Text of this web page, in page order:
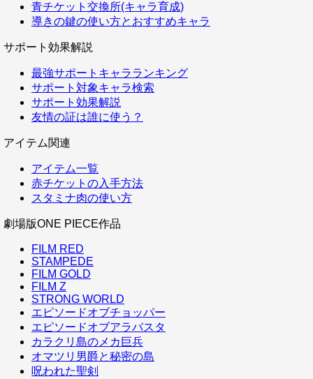
青チケット交換所(キャラ育成)
導きの鍵の使い方とおすすめキャラ
サポート効果解説
最強サポートキャラランキング
サポート対象キャラ検索
サポート効果解説
友情の証は誰に使う？
アイテム関連
アイテム一覧
赤チケットの入手方法
スタミナ肉の使い方
劇場版ONE PIECE作品
FILM RED
STAMPEDE
FILM GOLD
FILM Z
STRONG WORLD
エピソードオブチョッパー
エピソードオブアラバスタ
カラクリ島のメカ巨兵
オマツリ男爵と秘密の島
呪われた聖剣